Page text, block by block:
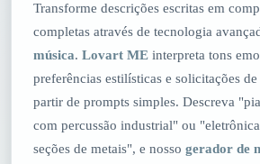
Transforme descrições escritas em
completas através de tecnologia
música. Lovart ME interpreta tons
preferências estilísticas e solicitações
partir de prompts simples. Descreva
com percussão industrial" ou
seções de metais", e nosso gerador de